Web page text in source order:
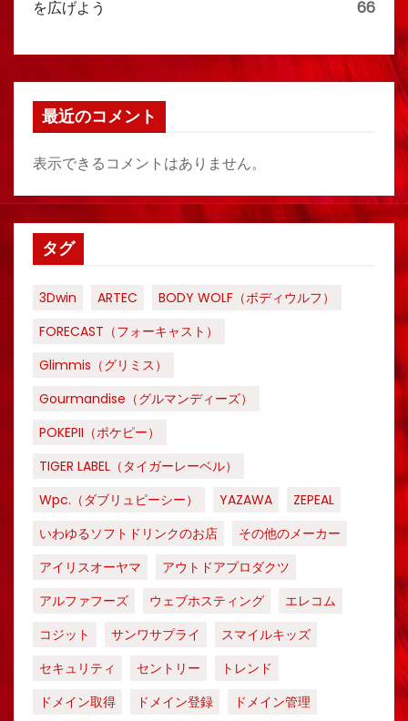
を広げよう
66
最近のコメント
表示できるコメントはありません。
タグ
3Dwin ARTEC
BODY WOLF（ボディウルフ）
FORECAST（フォーキャスト）
Glimmis（グリミス）
Gourmandise（グルマンディーズ）
POKEPII（ポケピー）
TIGER LABEL（タイガーレーベル）
Wpc.（ダブリュピーシー）
YAZAWA
ZEPEAL
いわゆるソフトドリンクのお店
その他のメーカー
アイリスオーヤマ
アウトドアプロダクツ
アルファフーズ
ウェブホスティング
エレコム
コジット
サンワサプライ
スマイルキッズ
セキュリティ
セントリー
トレンド
ドメイン取得
ドメイン登録 ドメイン管理